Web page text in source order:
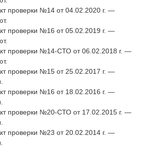
проверки №14 от 04.02.2020 г. —
проверки №16 от 05.02.2019 г. —
проверки №14-СТО от 06.02.2018 г. —
проверки №15 от 25.02.2017 г. —
проверки №16 от 18.02.2016 г. —
проверки №20-СТО от 17.02.2015 г. —
проверки №23 от 20.02.2014 г. —